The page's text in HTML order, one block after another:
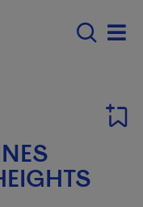
-